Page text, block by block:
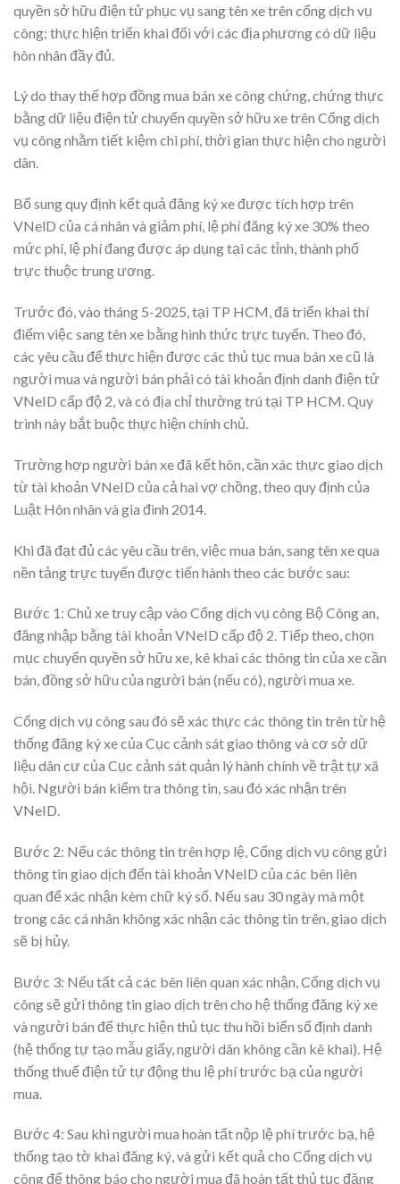
quyền sở hữu điện tử phục vụ sang tên xe trên cổng dịch vụ
công; thực hiện triển khai đối với các địa phương có dữ liệu
hôn nhân đầy đủ.
Lý do thay thế hợp đồng mua bán xe công chứng, chứng thực
bằng dữ liệu điện tử chuyển quyền sở hữu xe trên Cổng dịch
vụ công nhằm tiết kiệm chi phí, thời gian thực hiện cho người
dân.
Bổ sung quy định kết quả đăng ký xe được tích hợp trên
VNelD của cá nhân và giảm phí, lệ phí đăng ký xe 30% theo
mức phí, lệ phí đang được áp dụng tại các tỉnh, thành phố
trực thuộc trung ương.
Trước đó, vào tháng 5-2025, tại TP HCM, đã triển khai thí
điểm việc sang tên xe bằng hình thức trực tuyến. Theo đó,
các yêu cầu để thực hiện được các thủ tục mua bán xe cũ là
người mua và người bán phải có tài khoản định danh điện tử
VNeID cấp độ 2, và có địa chỉ thường trú tại TP HCM. Quy
trình này bắt buộc thực hiện chính chủ.
Trường hợp người bán xe đã kết hôn, cần xác thực giao dịch
từ tài khoản VNeID của cả hai vợ chồng, theo quy định của
Luật Hôn nhân và gia đình 2014.
Khi đã đạt đủ các yêu cầu trên, việc mua bán, sang tên xe qua
nền tảng trực tuyến được tiến hành theo các bước sau:
Bước 1: Chủ xe truy cập vào Cổng dịch vụ công Bộ Công an,
đăng nhập bằng tài khoản VNeID cấp độ 2. Tiếp theo, chọn
mục chuyển quyền sở hữu xe, kê khai các thông tin của xe cần
bán, đồng sở hữu của người bán (nếu có), người mua xe.
Cổng dịch vụ công sau đó sẽ xác thực các thông tin trên từ hệ
thống đăng ký xe của Cục cảnh sát giao thông và cơ sở dữ
liệu dân cư của Cục cảnh sát quản lý hành chính về trật tự xã
hội. Người bán kiểm tra thông tin, sau đó xác nhận trên
VNeID.
Bước 2: Nếu các thông tin trên hợp lệ, Cổng dịch vụ công gửi
thông tin giao dịch đến tài khoản VNeID của các bên liên
quan để xác nhận kèm chữ ký số. Nếu sau 30 ngày mà một
trong các cá nhân không xác nhận các thông tin trên, giao dịch
sẽ bị hủy.
Bước 3: Nếu tất cả các bên liên quan xác nhận, Cổng dịch vụ
công sẽ gửi thông tin giao dịch trên cho hệ thống đăng ký xe
và người bán để thực hiện thủ tục thu hồi biển số định danh
(hệ thống tự tạo mẫu giấy, người dân không cần kê khai). Hệ
thống thuế điện tử tự động thu lệ phí trước bạ của người
mua.
Bước 4: Sau khi người mua hoàn tất nộp lệ phí trước bạ, hệ
thống tạo tờ khai đăng ký, và gửi kết quả cho Cổng dịch vụ
công để thông báo cho người mua đã hoàn tất thủ tục đăng